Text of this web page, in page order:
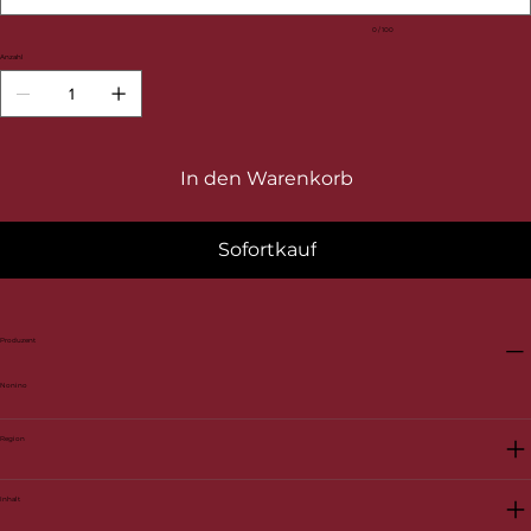
0 / 100
Anzahl
In den Warenkorb
Sofortkauf
Produzent
Nonino
Region
Inhalt